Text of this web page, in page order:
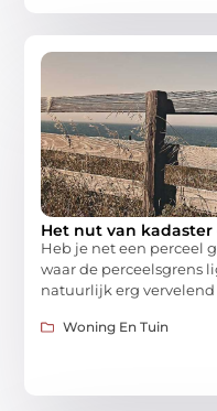
Het nut van
Heb je net een perceel
waar de perceelsgrens
natuurlijk erg
Woning En Tuin